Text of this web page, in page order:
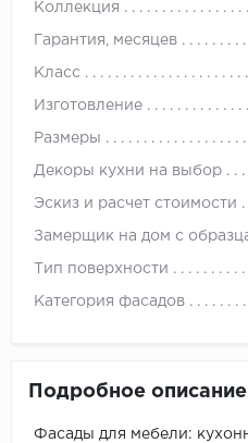
Коллекция
Гарантия, месяцев
Класс
Изготовление
Размеры
Декоры кухни на выбор
Эскиз и расчет стоимости
Замерщик на дом с
Тип поверхности
Категория фасадов
Подробное описание
Фасады для мебели: